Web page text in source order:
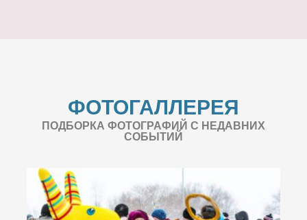
ФОТОГАЛЛЕРЕЯ
ПОДБОРКА ФОТОГРАФИЙ С НЕДАВНИХ
СОБЫТИЙ